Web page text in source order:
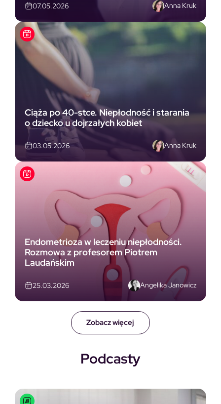
Zobacz więcej
07.05.2026 Anna Kruk
Ciąża po 40-stce. Niepłodność i starania
o dziecko u dojrzałych kobiet
03.05.2026 Anna Kruk
Endometrioza w leczeniu niepłodności.
Rozmowa z profesorem Piotrem
Laudańskim
25.03.2026 Angelika Janowicz
Podcasty